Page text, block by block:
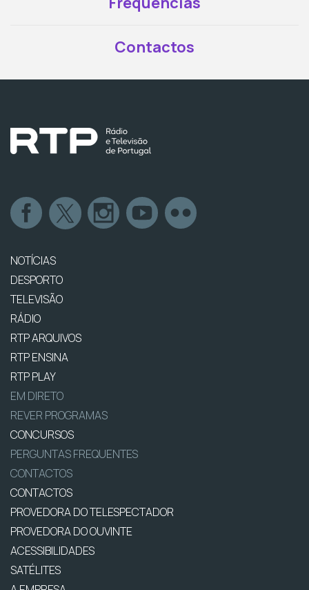
Contactos
NOTÍCIAS
DESPORTO
TELEVISÃO
RÁDIO
RTP ARQUIVOS
RTP ENSINA
RTP PLAY
EM DIRETO
REVER PROGRAMAS
CONCURSOS
PERGUNTAS FREQUENTES
CONTACTOS
CONTACTOS
PROVEDORA DO TELESPECTADOR
PROVEDORA DO OUVINTE
ACESSIBILIDADES
SATÉLITES